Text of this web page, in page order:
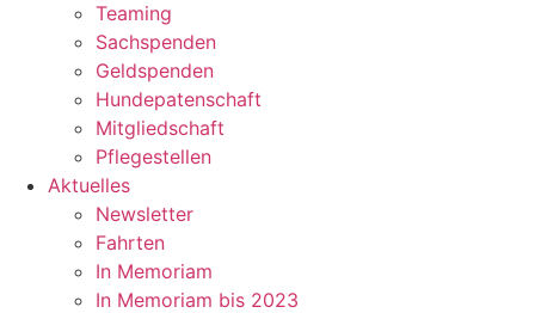
Teaming
Sachspenden
Geldspenden
Hundepatenschaft
Mitgliedschaft
Pflegestellen
Aktuelles
Newsletter
Fahrten
In Memoriam
In Memoriam bis 2023